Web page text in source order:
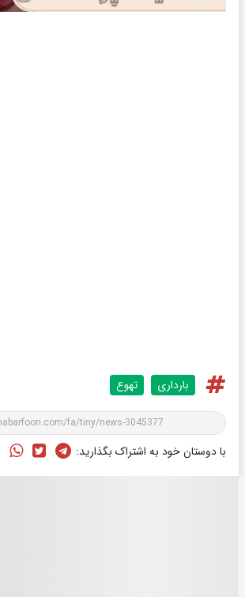
بارداری تهوع
با دوستان خود به اشتراک بگذارید: